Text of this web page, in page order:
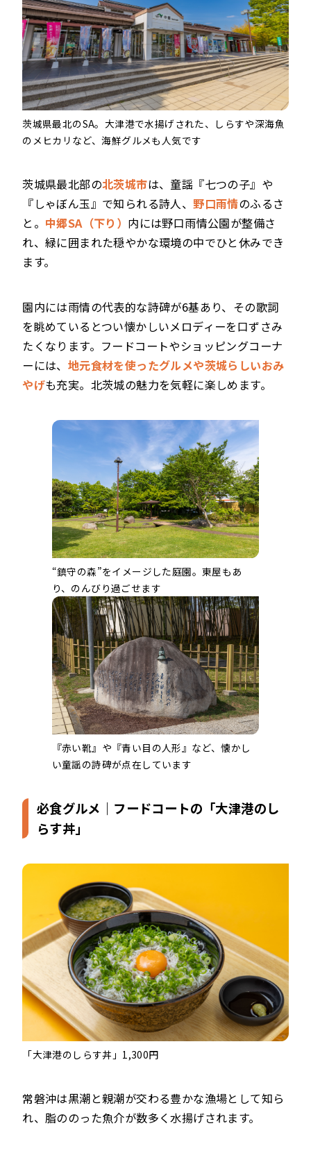
茨城県最北のSA。大津港で水揚げされた、しらすや深海魚
のメヒカリなど、海鮮グルメも人気です
茨城県最北部の北茨城市は、童謡『七つの子』や
『しゃぼん玉』で知られる詩人、野口雨情のふるさ
と。 中郷SA（下り） 内には野口雨情公園が整備さ
れ、緑に囲まれた穏やかな環境の中でひと休みでき
ます。
園内には雨情の代表的な詩碑が6基あり、その歌詞
を眺めているとつい懐かしいメロディーを口ずさみ
たくなります。フードコートやショッピングコーナ
ーには、 地元食材を使ったグルメや茨城らしいおみ
やげも充実。北茨城の魅力を気軽に楽しめます。
“鎮守の森”をイメージした庭園。東屋もあ
り、のんびり過ごせます
『赤い靴』や『青い目の人形』など、懐かし
い童謡の詩碑が点在しています
必食グルメ｜フードコートの「大津港のし
らす丼」
「大津港のしらす丼」1,300円
常磐沖は黒潮と親潮が交わる豊かな漁場として知ら
れ、脂ののった魚介が数多く水揚げされます。